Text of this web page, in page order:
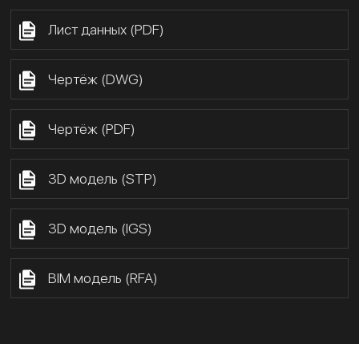
Лист данных (PDF)
Чертёж (DWG)
Чертёж (PDF)
3D модель (STP)
3D модель (IGS)
BIM модель (RFA)